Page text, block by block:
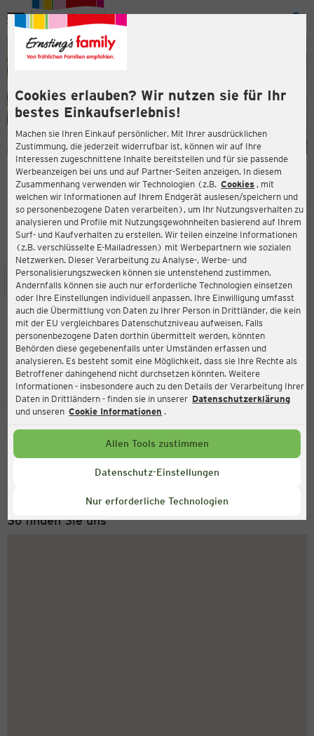
Cookies erlauben? Wir nutzen sie für Ihr
bestes Einkaufserlebnis!
Machen sie Ihren Einkauf persönlicher. Mit Ihrer ausdrücklichen
Zustimmung, die jederzeit widerrufbar ist, können wir auf Ihre
Interessen zugeschnittene Inhalte bereitstellen und für sie passende
Werbeanzeigen bei uns und auf Partner-Seiten anzeigen. In diesem
Zusammenhang verwenden wir Technologien (z.B. Cookies , mit
welchen wir Informationen auf Ihrem Endgerät auslesen/speichern und
so personenbezogene Daten verarbeiten), um Ihr Nutzungsverhalten zu
analysieren und Profile mit Nutzungsgewohnheiten basierend auf Ihrem
Surf- und Kaufverhalten zu erstellen. Wir teilen einzelne Informationen
(z.B. verschlüsselte E-Mailadressen) mit Werbepartnern wie sozialen
Netzwerken. Dieser Verarbeitung zu Analyse-, Werbe- und
Personalisierungszwecken können sie untenstehend zustimmen.
Andernfalls können sie auch nur erforderliche Technologien einsetzen
oder Ihre Einstellungen individuell anpassen. Ihre Einwilligung umfasst
auch die Übermittlung von Daten zu Ihrer Person in Drittländer, die kein
mit der EU vergleichbares Datenschutzniveau aufweisen. Falls
personenbezogene Daten dorthin übermittelt werden, könnten
Behörden diese gegebenenfalls unter Umständen erfassen und
analysieren. Es besteht somit eine Möglichkeit, dass sie Ihre Rechte als
Betroffener dahingehend nicht durchsetzen könnten. Weitere
Informationen - insbesondere auch zu den Details der Verarbeitung Ihrer
Daten in Drittländern - finden sie in unserer Datenschutzerklärung
und unseren Cookie Informationen .
Allen Tools zustimmen
Datenschutz-Einstellungen
Nur erforderliche Technologien
Menü
ERNSTING'S FAMILY FILIALE
Gewerbepark, Gebäude 2
83052 Bruckmühl
3,8
Bewertung:
STANDORT SERVICES SORTIMENT AKTIONEN
Ernsting's family
Gewerbepark, Gebäude 2, 83052 Bruckmühl
Aktuell:
Geschlossen
Service Hotline
+43 (0) 1 2675 502
So finden Sie uns